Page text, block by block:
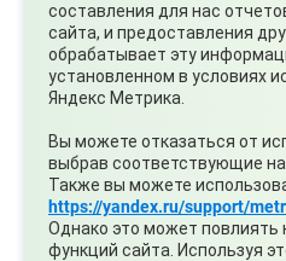
#Спорт
составления для нас
сайта, и предоставления
обрабатывает эту
установленном в условиях
Яндекс Метрика.
Вы можете отказаться от
выбрав соответствующие
Также вы можете
https://yandex.ru/support/
Однако это может повлиять
функций сайта. Используя